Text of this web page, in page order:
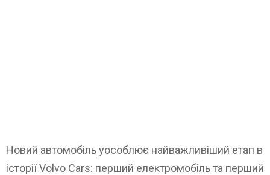
Новий автомобіль уособлює найважливіший етап в
історії Volvo Cars: перший електромобіль та перший